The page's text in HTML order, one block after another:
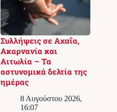
Συλλήψεις σε Αχαΐα,
Ακαρνανία και
Αιτωλία – Τα
αστυνομικά δελτία της
ημέρας
8 Αυγούστου 2026,
16:07